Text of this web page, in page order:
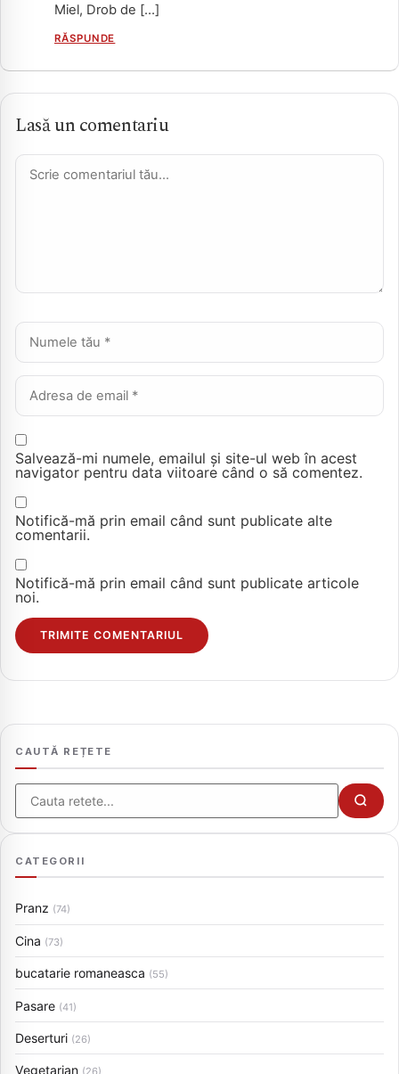
Miel, Drob de […]
RĂSPUNDE
Lasă un comentariu
Comentariu *
Nume *
Email *
Salvează-mi numele, emailul și site-ul web în acest
navigator pentru data viitoare când o să comentez.
Notifică-mă prin email când sunt publicate alte
comentarii.
Notifică-mă prin email când sunt publicate articole
noi.
CAUTĂ REȚETE
Cauta
CATEGORII
Pranz (74)
Cina (73)
bucatarie romaneasca (55)
Pasare (41)
Deserturi (26)
Vegetarian